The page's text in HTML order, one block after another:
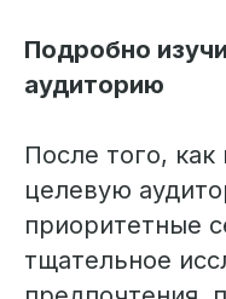
Подробно
аудиторию
После того,
целевую
приоритетные
тщательное